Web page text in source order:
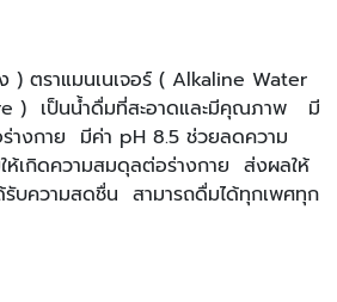
) ตราแมนเนเจอร์ ( Alkaline Water
) เป็นน้ำดื่มที่สะอาดและมีคุณภาพ มี
ร่างกาย มีค่า pH 8.5 ช่วยลดความ
ห้เกิดความสมดุลต่อร่างกาย ส่งผลให้
รับความสดชื่น สามารถดื่มได้ทุกเพศทุก